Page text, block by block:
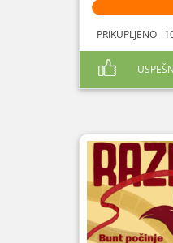
PRIKUPLJENO